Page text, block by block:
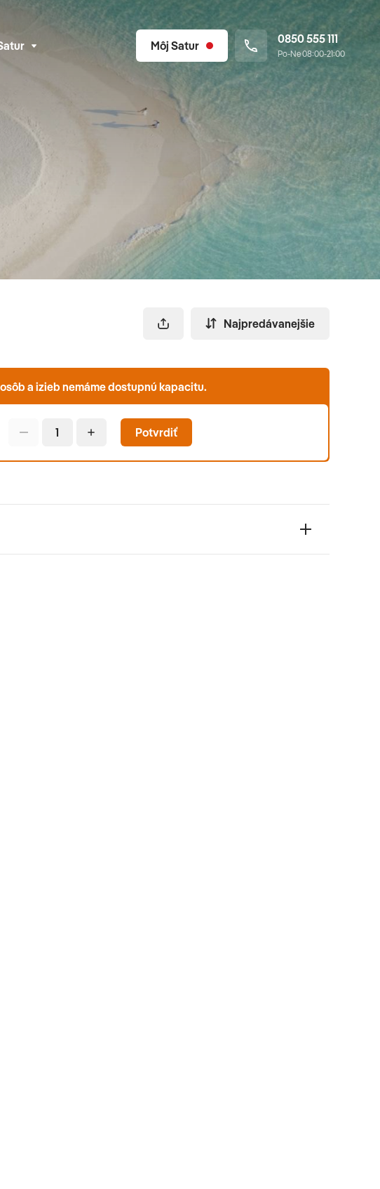
Môj Satur 0850 555 111
Po-Ne 08:00-21:00
Najpredávanejšie
a izieb nemáme dostupnú kapacitu.
Potvrdiť